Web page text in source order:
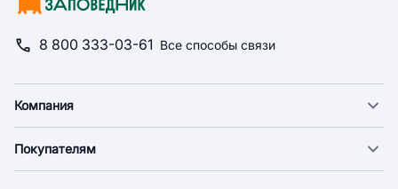
8 800 333-03-61 Все способы связи
Компания
Новости
Покупателям